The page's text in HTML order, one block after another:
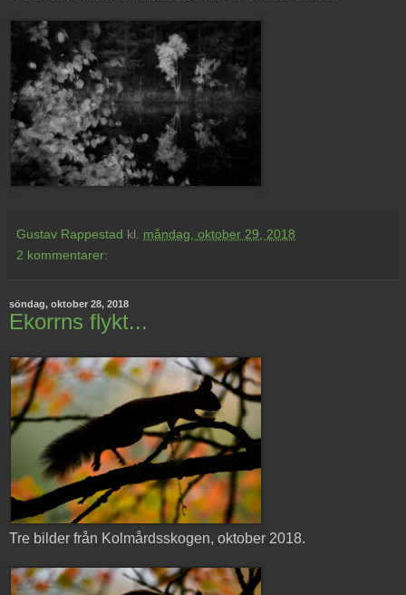
Gustav Rappestad kl. måndag, oktober 29, 2018
2 kommentarer:
söndag, oktober 28, 2018
Ekorrns flykt...
Tre bilder från Kolmårdsskogen, oktober 2018.